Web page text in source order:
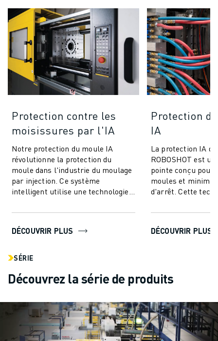
Protection contre les
moisissures par l'IA
Notre protection du moule IA
révolutionne la protection du
moule dans l'industrie du moulage
par injection. Ce système
intelligent utilise une technologie
offrir ...
DÉCOUVRIR PLUS
Protection
IA
La protection IA
ROBOSHOT est
pointe conçu pour
moules et
d'arrêt. Cette
couple pour une...
DÉCOUVRIR PLUS
SÉRIE
Découvrez la série de produits